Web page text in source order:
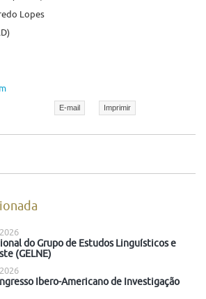
Lopes
E-mail Imprimir
do Grupo de Estudos Linguísticos e
(GELNE)
Ibero-Americano de Investigação